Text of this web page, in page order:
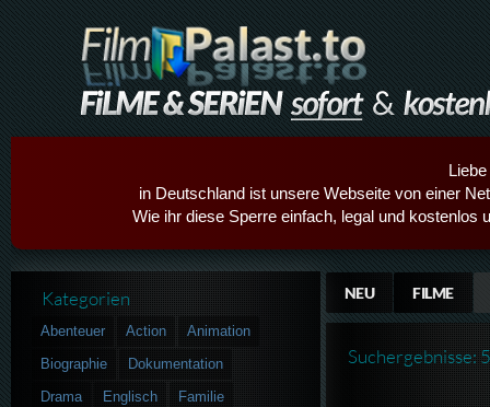
in Deutschland ist unsere Webseite von einer
Wie ihr diese Sperre einfach, legal und kostenlos
NEU FILME
Suchergebnisse:
Kategorien
Abenteuer Action
Animation
Biographie
Dokumentation
Drama
Englisch
Familie